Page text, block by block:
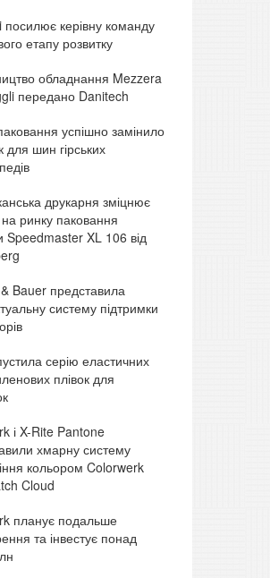
посилює керівну команду
етапу розвитку
обладнання Mezzera
передано Danitech
успішно замінило
для шин гірських
друкарня зміцнює
на ринку паковання
Speedmaster XL 106 від
Bauer представила
систему підтримки
серію еластичних
плівок для
і X-Rite Pantone
хмарну систему
кольором Colorwerk
Cloud
планує подальше
та інвестує понад